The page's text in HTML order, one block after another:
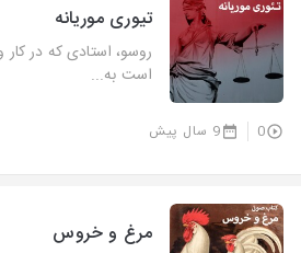
تیوری موریانه
روسو، استادی که در
است به...
0 9 سال پیش
مرغ و خروس